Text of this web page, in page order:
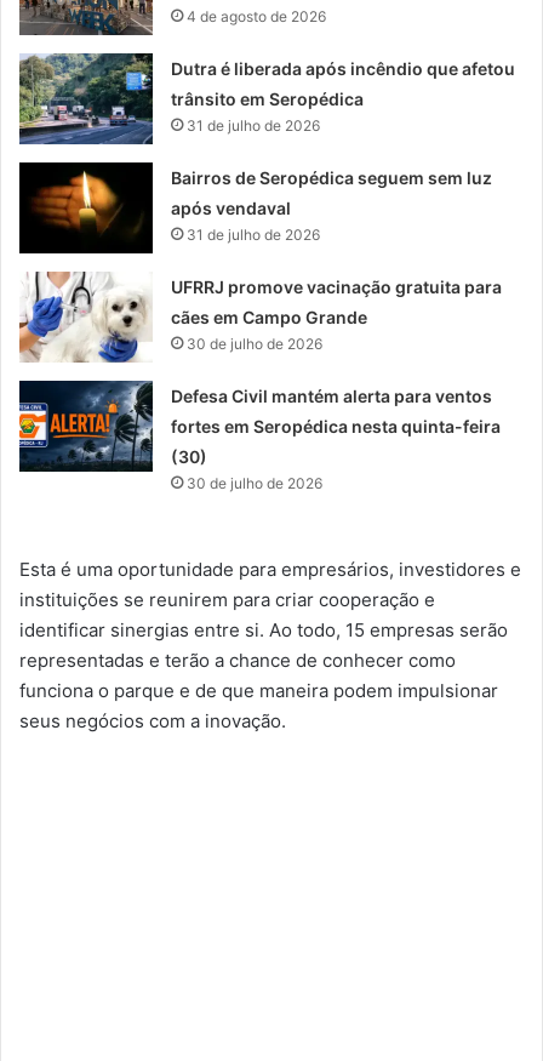
4 de agosto de 2026
Dutra é liberada após incêndio que afetou
trânsito em Seropédica
31 de julho de 2026
Bairros de Seropédica seguem sem luz
após vendaval
31 de julho de 2026
UFRRJ promove vacinação gratuita para
cães em Campo Grande
30 de julho de 2026
Defesa Civil mantém alerta para ventos
fortes em Seropédica nesta quinta-feira
(30)
30 de julho de 2026
Esta é uma oportunidade para empresários, investidores e
instituições se reunirem para criar cooperação e
identificar sinergias entre si. Ao todo, 15 empresas serão
representadas e terão a chance de conhecer como
funciona o parque e de que maneira podem impulsionar
seus negócios com a inovação.